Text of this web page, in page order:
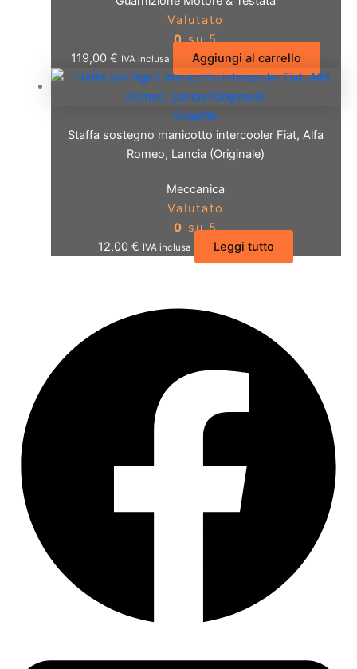
Valutato
0su 5
119,00€ IVA inclusa Aggiungi al carrello
Esaurito
Staffa sostegno manicotto intercooler Fiat, Alfa
Romeo, Lancia (Originale)
Meccanica
Valutato
0 su 5
12,00€ IVA inclusa Leggi tutto